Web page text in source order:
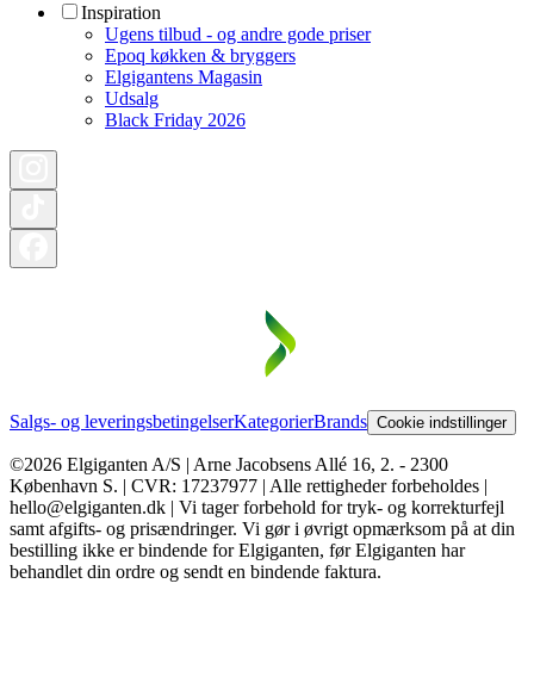
Inspiration
Ugens tilbud - og andre gode priser
Epoq køkken & bryggers
Elgigantens Magasin
Udsalg
Black Friday 2026
Salgs- og leveringsbetingelserKategorierBrands Cookie indstillinger
©2026 Elgiganten A/S | Arne Jacobsens Allé 16, 2. - 2300
København S. | CVR: 17237977 | Alle rettigheder forbeholdes |
hello@elgiganten.dk | Vi tager forbehold for tryk- og korrekturfejl
samt afgifts- og prisændringer. Vi gør i øvrigt opmærksom på at din
bestilling ikke er bindende for Elgiganten, før Elgiganten har
behandlet din ordre og sendt en bindende faktura.